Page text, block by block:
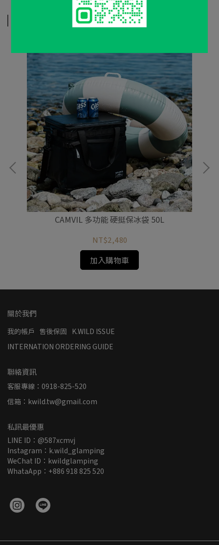
CAMVIL 多功能 硬挺保冰袋 50L
NT$2,480
加入購物車
關於我們
我的帳戶 售後保固 K.WILD ISSUE
INTERNATION ORDERING GUIDE
聯絡資訊
客服專線：0918-825-520
信箱：kwild.tw@gmail.com
私訊最優惠
LINE ID：@587xcmvj
Instagram：k.wild_glamping
WeChat ID：kwildglamping
WhataApp：+886 918 825 520